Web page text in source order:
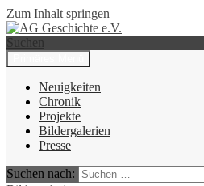
Zum Inhalt springen
AG Geschichte e.V.
Suchen
Neuigkeiten
Chronik
Projekte
Bildergalerien
Presse
Suchen nach: